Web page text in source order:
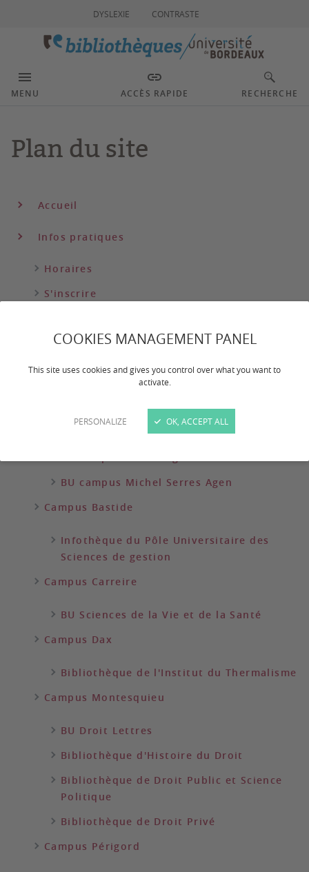
COOKIES MANAGEMENT PANEL
This site uses cookies and gives you control over what you want to
activate.
PERSONALIZE OK, ACCEPT ALL
DYSLEXIE CONTRASTE
MENU ACCÈS RAPIDE RECHERCHE
Plan du site
Accueil
Infos pratiques
Horaires
S'inscrire
Réserver et retirer des documents
Boîtes de retour
Campus Agen
BU campus Michel Serres Agen
Campus Bastide
Infothèque du Pôle Universitaire des
Sciences de gestion
Campus Carreire
BU Sciences de la Vie et de la Santé
Campus Dax
Bibliothèque de l'Institut du Thermalisme
Campus Montesquieu
BU Droit Lettres
Bibliothèque d'Histoire du Droit
Bibliothèque de Droit Public et Science
Politique
Bibliothèque de Droit Privé
Campus Périgord